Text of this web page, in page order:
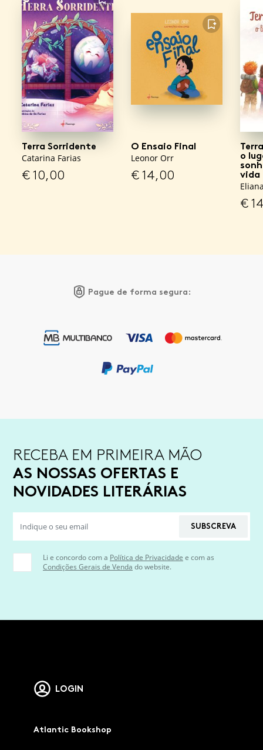
FAVORITO
Terra Sorridente
Catarina Farias
€10,00
FAVORITO
O Ensaio Final
Leonor Orr
€14,00
o
vida
€
Pague de forma segura:
RECEBA EM PRIMEIRA MÃO
AS NOSSAS OFERTAS E
NOVIDADES LITERÁRIAS
SUBSCREVA
Li e concordo com a Política de Privacidade e com as
Condições Gerais de Venda do website.
LOGIN
Atlantic Bookshop